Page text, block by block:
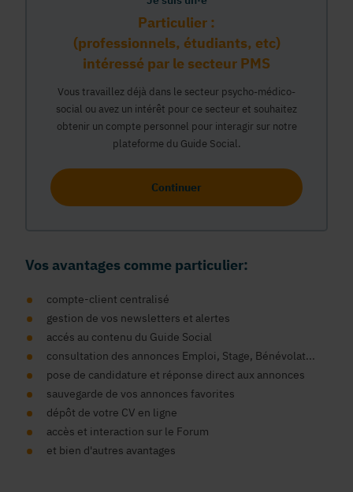
Particulier :
(professionnels, étudiants, etc)
intéressé par le secteur PMS
Vous travaillez déjà dans le secteur psycho-médico-
social ou avez un intérêt pour ce secteur et souhaitez
obtenir un compte personnel pour interagir sur notre
plateforme du Guide Social.
Continuer
Vos avantages comme particulier:
compte-client centralisé
gestion de vos newsletters et alertes
accés au contenu du Guide Social
consultation des annonces Emploi, Stage, Bénévolat...
pose de candidature et réponse direct aux annonces
sauvegarde de vos annonces favorites
dépôt de votre CV en ligne
accès et interaction sur le Forum
et bien d'autres avantages